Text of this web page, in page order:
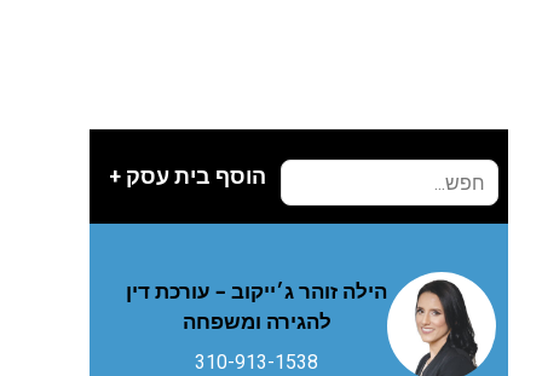
הוסף בית עסק +
הילה זוהר ג׳ייקוב – עורכת דין
להגירה ומשפחה
310-913-1538